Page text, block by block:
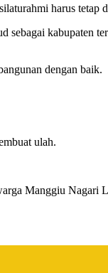
harus tetap
sebagai kabupaten
dengan baik.
ulah.
Manggiu Nagari